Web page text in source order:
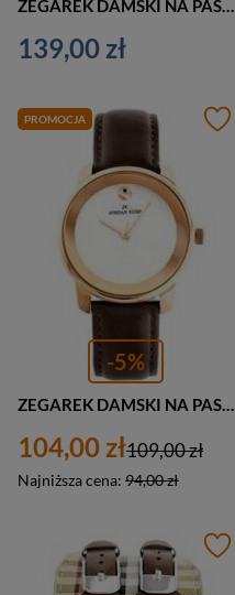
139,00 zł
PROMOCJA
-5%
ZEGAREK DAMSKI NA PASKU CASUAL JORDAN KERR - 8149L (zj821c) - antyalergiczny
104,00 zł
Najniższa cena: 94,00 zł
109,00 zł